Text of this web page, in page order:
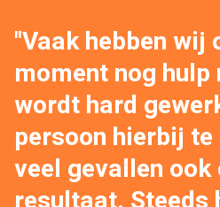
"Vaak hebben wij
moment nog hulp
wordt hard
persoon hierbij
veel gevallen